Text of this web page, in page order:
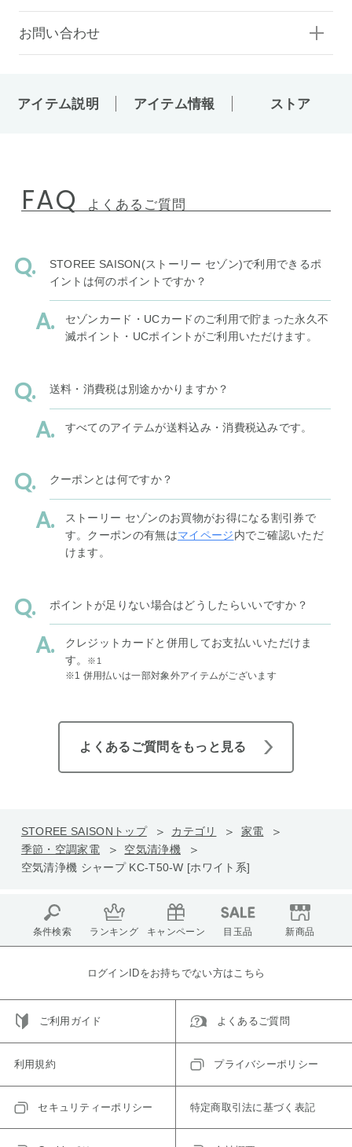
お問い合わせ
アイテム説明 アイテム情報 ストア
FAQ よくあるご質問
STOREE SAISON(ストーリー セゾン)で利用できるポ
イントは何のポイントですか？
セゾンカード・UCカードのご利用で貯まった永久不
滅ポイント・UCポイントがご利用いただけます。
送料・消費税は別途かかりますか？
すべてのアイテムが送料込み・消費税込みです。
クーポンとは何ですか？
ストーリー セゾンのお買物がお得になる割引券で
す。クーポンの有無はマイページ内でご確認いただ
けます。
ポイントが足りない場合はどうしたらいいですか？
クレジットカードと併用してお支払いいただけま
す。
※1
※1 併用払いは一部対象外アイテムがございます
よくあるご質問をもっと見る
STOREE SAISONトップ カテゴリ
家電
季節・空調家電
空気清浄機
空気清浄機 シャープ KC-T50-W [ホワイト系]
条件検索 ランキング キャンペーン 目玉品 新商品
ログインIDをお持ちでない方はこちら
ご利用ガイド よくあるご質問
利用規約 プライバシーポリシー
セキュリティーポリシー 特定商取引法に基づく表記